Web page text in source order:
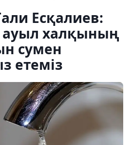
Есқалиев:
халқының
сумен
етеміз